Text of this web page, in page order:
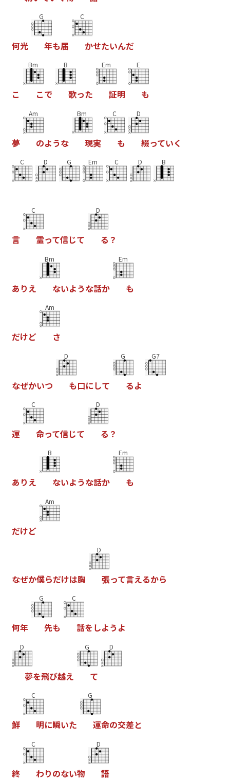
何光
G
年も届
C
かせたいんだ
こ
Bm
こで
B
歌った
Em
証明
E
も
夢
Am
のような
Bm
現実
C
も
D
綴っていく
C D G Em C D B
言
C
霊って信じて
D
る ？
あ り え
Bm
ないような話か
Em
も
だけど
Am
さ
なぜかいつ
D
も口にして
G
るよ
G7
運
C
命って信じて
D
る ？
あ りえ
B
ないような話か
Em
も
だけど
Am
なぜか僕らだけは胸
D
張って言えるから
何年
G
先も
C
話をしよう よ
D
夢を飛び越え
G
て
D
鮮
C
明に瞬いた
G
運命の交差と
終
C
わりのない物
D
語